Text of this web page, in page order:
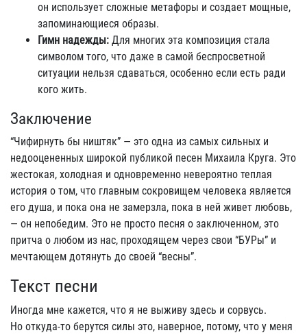
он использует сложные метафоры и создает мощные,
запоминающиеся образы.
Гимн надежды: Для многих эта композиция стала
символом того, что даже в самой беспросветной
ситуации нельзя сдаваться, особенно если есть ради
кого жить.
Заключение
“Чифирнуть бы ништяк” — это одна из самых сильных и
недооцененных широкой публикой песен Михаила Круга. Это
жестокая, холодная и одновременно невероятно теплая
история о том, что главным сокровищем человека является
его душа, и пока она не замерзла, пока в ней живет любовь,
— он непобедим. Это не просто песня о заключенном, это
притча о любом из нас, проходящем через свои “БУРы” и
мечтающем дотянуть до своей “весны”.
Текст песни
Иногда мне кажется, что я не выживу здесь и сорвусь.
Но откуда-то берутся силы это, наверное, потому, что у меня